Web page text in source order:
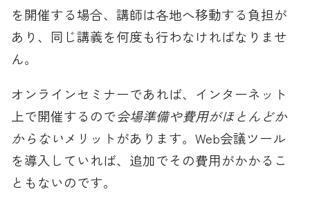
を開催する場合、講師は各地へ移動する負担が
あり、同じ講義を何度も行わなければなりませ
ん。
オンラインセミナーであれば、インターネット
上で開催するので会場準備や費用がほとんどか
からないメリットがあります。Web会議ツール
を導入していれば、追加でその費用がかかるこ
ともないのです。